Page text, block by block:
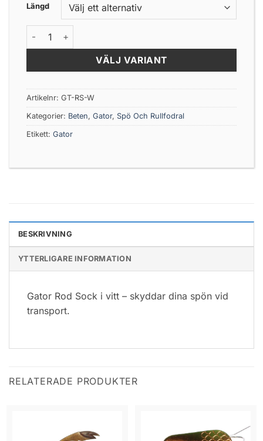
Längd
GATOR ROD SOCK WHITE mängd
VÄLJ VARIANT
Artikelnr: GT-RS-W
Kategorier: Beten, Gator, Spö Och Rullfodral
Etikett: Gator
BESKRIVNING
YTTERLIGARE INFORMATION
Gator Rod Sock i vitt – skyddar dina spön vid
transport.
RELATERADE PRODUKTER